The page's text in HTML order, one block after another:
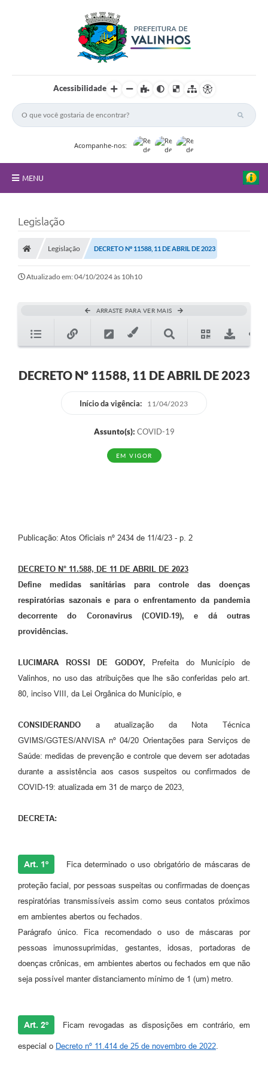
Acessibilidade
Acompanhe-nos:
MENU
Principal
Nossa Cidade
Secretarias
Transparência
Programa Famílias Fortes
Vagas de emprego no PAT Valinhos
Arquivos para Download
Carta de Serviços
Turismo
Obras
Galeria de Vídeos
Conselhos Municipais
Projetos
Editais
Links
Serviços Online
A Prefeitura
Jornal
SIC
Legislação
Legislação DECRETO Nº 11588, 11 DE ABRIL DE 2023
Atualizado em: 04/10/2024 às 10h10
ARRASTE PARA VER MAIS
DECRETO Nº 11588, 11 DE ABRIL DE 2023
Início da vigência: 11/04/2023
Assunto(s): COVID-19
EM VIGOR
Publicação: Atos Oficiais nº 2434 de 11/4/23 - p. 2
DECRETO N° 11.588, DE 11 DE ABRIL DE 2023
Define medidas sanitárias para controle das doenças
respiratórias sazonais e para o enfrentamento da pandemia
decorrente do Coronavirus (COVID-19), e dá outras
providências.
LUCIMARA ROSSI DE GODOY, Prefeita do Município de
Valinhos, no uso das atribuições que lhe são conferidas pelo art.
80, inciso VIII, da Lei Orgânica do Município, e
CONSIDERANDO a atualização da Nota Técnica
GVIMS/GGTES/ANVISA nº 04/20 Orientações para Serviços de
Saúde: medidas de prevenção e controle que devem ser adotadas
durante a assistência aos casos suspeitos ou confirmados de
COVID-19: atualizada em 31 de março de 2023,
DECRETA:
Art. 1º Fica determinado o uso obrigatório de máscaras de
proteção facial, por pessoas suspeitas ou confirmadas de doenças
respiratórias transmissíveis assim como seus contatos próximos
em ambientes abertos ou fechados.
Parágrafo único. Fica recomendado o uso de máscaras por
pessoas imunossuprimidas, gestantes, idosas, portadoras de
doenças crônicas, em ambientes abertos ou fechados em que não
seja possível manter distanciamento mínimo de 1 (um) metro.
Art. 2º Ficam revogadas as disposições em contrário, em
especial o Decreto nº 11.414 de 25 de novembro de 2022.